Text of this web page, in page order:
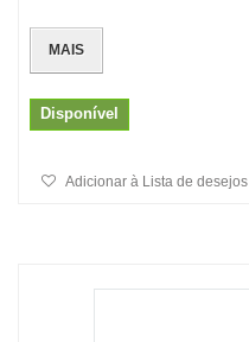
MAIS
Disponível
Adicionar à Lista de desejos